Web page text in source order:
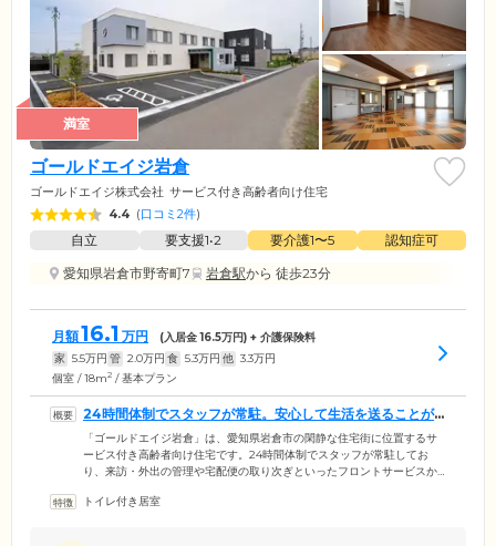
満室
ゴールドエイジ岩倉
ゴールドエイジ株式会社 サービス付き高齢者向け住宅
4.4 (口コミ2件)
自立 要支援1•2 要介護1〜5
認知症可
愛知県岩倉市野寄町7
岩倉駅から 徒歩23分
月額16.1 万円 (入居金16.5万円) + 介護保険料
家 5.5万円 管 2.0万円 食 5.3万円 他 3.3万円
個室 / 18m2 / 基本プラン
24時間体制でスタッフが常駐。安心して生活を送ることが
できます
「ゴールドエイジ岩倉」は、愛知県岩倉市の閑静な住宅街に位置するサ
ービス付き高齢者向け住宅です。24時間体制でスタッフが常駐してお
り、来訪・外出の管理や宅配便の取り次ぎといったフロントサービスか
た、日中は看護師も常駐。協力医療機関とも密な連携により、安心して
トイレ付き居室